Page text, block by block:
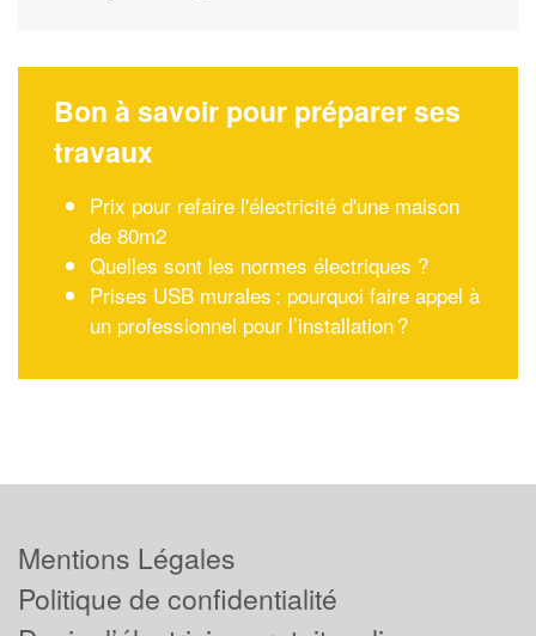
Bon à savoir pour préparer ses
travaux
Prix pour refaire l'électricité d'une maison
de 80m2
Quelles sont les normes électriques ?
Prises USB murales : pourquoi faire appel à
un professionnel pour l’installation ?
Mentions Légales
Politique de confidentialité